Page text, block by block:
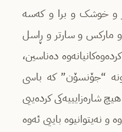
و خوشک و برا و کەسە
و مارکس و سارتر و ڕاسل
دەناسین،
“جۆنسۆن” کە باسی
شارەزایییەکی کردەییی
و نەیتوانیوە باییی ئەوە